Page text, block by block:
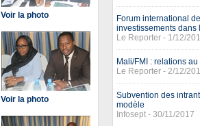
Voir la photo
Voir la photo
Forum international
investissements dans
Le Reporter - 1/12/
Mali/FMI : relations
Le Reporter - 2/12/
Subvention des
modèle
Infosept - 30/11/2017